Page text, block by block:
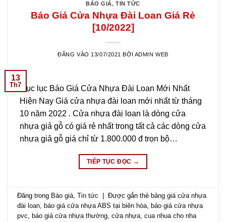
BÁO GIÁ,TIN TỨC
Báo Giá Cửa Nhựa Đài Loan Giá Rẻ
[10/2022]
ĐĂNG VÀO 13/07/2021 BỞI ADMIN WEB
13
Th7Mục lục Báo Giá Cửa Nhựa Đài Loan Mới Nhất
Hiện Nay Giá cửa nhựa đài loan mới nhất từ tháng
10 năm 2022 . Cửa nhựa đài loan là dòng cửa
nhựa giả gỗ có giá rẻ nhất trong tất cả các dòng cửa
nhựa giả gỗ giá chỉ từ 1.800.000 đ trọn bộ…
TIẾP TỤC ĐỌC →
Đăng trong Báo giá,Tin tức Được gắn thẻ bảng giá cửa nhựa
đài loan, báo giá cửa nhựa ABS tại biên hòa, báo giá cửa nhựa
pvc, báo giá cửa nhựa thường,cửa nhựa,cua nhua cho nha